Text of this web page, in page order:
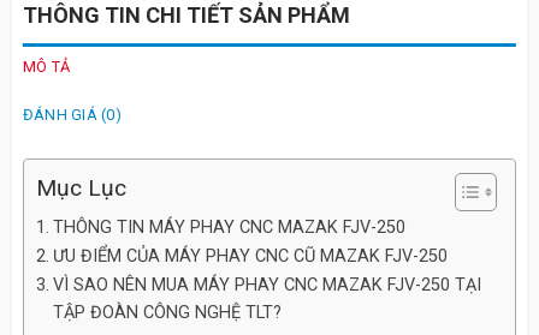
THÔNG TIN CHI TIẾT SẢN PHẨM
MÔ TẢ
ĐÁNH GIÁ (0)
Mục Lục
THÔNG TIN MÁY PHAY CNC MAZAK FJV-250
ƯU ĐIỂM CỦA MÁY PHAY CNC CŨ MAZAK FJV-250
VÌ SAO NÊN MUA MÁY PHAY CNC MAZAK FJV-250 TẠI
TẬP ĐOÀN CÔNG NGHỆ TLT?